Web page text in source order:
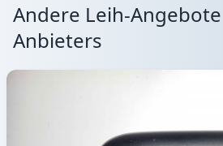
Andere Leih-
Anbieters